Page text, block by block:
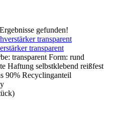
gefunden!
transparent
transparent Form: rund
Haftung selbstklebend reißfest
90% Recyclinganteil